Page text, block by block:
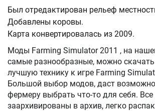
Был отредактирован рельеф
Добавлены коровы.
Карта конвертировалась из 2009.
Моды Farming Simulator 2011 , на нашем сайте бывают
самые разнообразные, можно скачать
лучшую технику к игре Farming Simulator
Большой выбор модов, даст
фермеру выбрать что-то для себя.
заархивированы в архив, легко